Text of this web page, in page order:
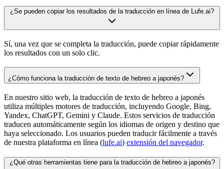
¿Se pueden copiar los resultados de la traducción en línea de Lufe.ai?
Sí, una vez que se completa la traducción, puede copiar rápidamente
los resultados con un solo clic.
¿Cómo funciona la traducción de texto de hebreo a japonés?
En nuestro sitio web, la traducción de texto de hebreo a japonés
utiliza múltiples motores de traducción, incluyendo Google, Bing,
Yandex, ChatGPT, Gemini y Claude. Estos servicios de traducción
traducen automáticamente según los idiomas de origen y destino que
haya seleccionado. Los usuarios pueden traducir fácilmente a través
de nuestra plataforma en línea (lufe.ai) extensión del navegador.
¿Qué otras herramientas tiene para la traducción de hebreo a japonés?